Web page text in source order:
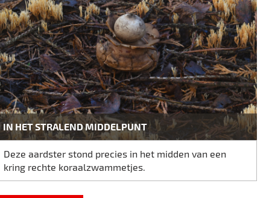
IN HET STRALEND MIDDELPUNT
Deze aardster stond precies in het midden van een
kring rechte koraalzwammetjes.